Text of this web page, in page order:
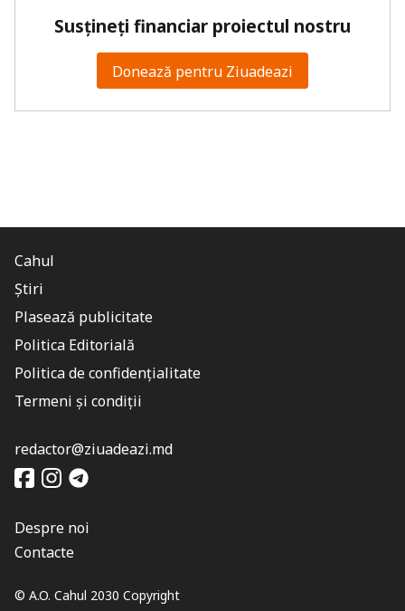
Susțineți financiar proiectul nostru
Donează pentru Ziuadeazi
© A.O. Cahul 2030 Copyright
Cahul
Știri
Plasează publicitate
Politica Editorială
Politica de confidențialitate
Termeni și condiții
redactor@ziuadeazi.md
Despre noi
Contacte